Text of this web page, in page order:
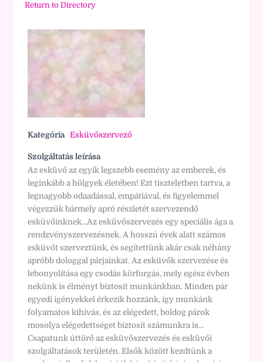
Return to Directory
Kategória Esküvőszervező
Szolgáltatás leírása
Az esküvő az egyik legszebb esemény az emberek, és
leginkább a hölgyek életében! Ezt tiszteletben tartva, a
legnagyobb odaadással, empátiával, és figyelemmel
végezzük bármely apró részletét szervezendő
esküvőinknek...Az esküvőszervezés egy speciális ága a
rendzvényszervezésnek. A hosszú évek alatt számos
esküvőt szerveztünk, és segítettünk akár csak néhány
apróbb dologgal párjainkat. Az esküvők szervezése és
lebonyolítása egy csodás körforgás, mely egész évben
nekünk is élményt biztosít munkánkban. Minden pár
egyedi igényekkel érkezik hozzánk, így munkánk
folyamatos kihívás, és az elégedett, boldog párok
mosolya elégedettséget biztosít számunkra is...
Csapatunk úttörő az esküvőszervezés és esküvői
szolgáltatások területén. Elsők között kezdtünk a